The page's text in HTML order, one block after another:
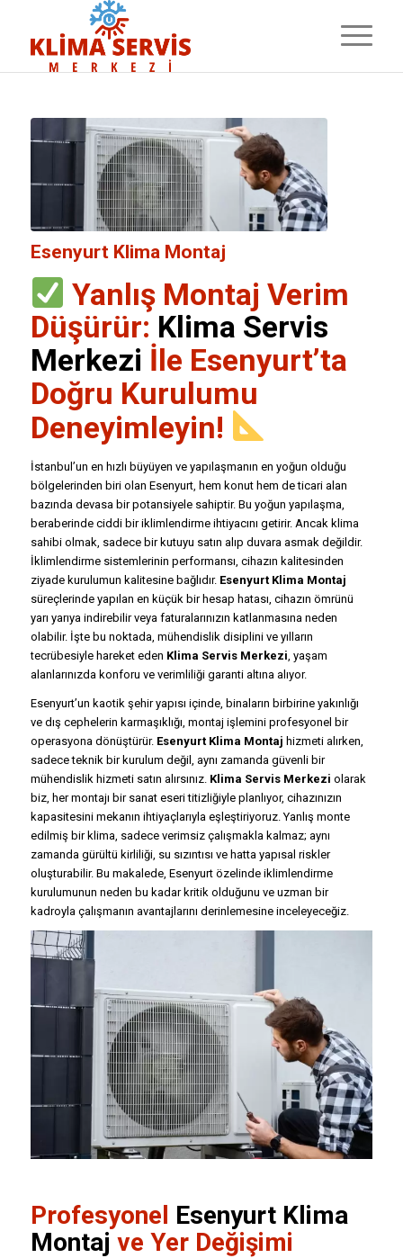
Esenyurt Klima Montaj
Yanlış Montaj Verim
Düşürür: Klima Servis
Merkezi İle Esenyurt’ta
Doğru Kurulumu
Deneyimleyin!
İstanbul’un en hızlı büyüyen ve yapılaşmanın en yoğun olduğu
bölgelerinden biri olan Esenyurt, hem konut hem de ticari alan
bazında devasa bir potansiyele sahiptir. Bu yoğun yapılaşma,
beraberinde ciddi bir iklimlendirme ihtiyacını getirir. Ancak klima
sahibi olmak, sadece bir kutuyu satın alıp duvara asmak değildir.
İklimlendirme sistemlerinin performansı, cihazın kalitesinden
ziyade kurulumun kalitesine bağlıdır. Esenyurt Klima Montaj
süreçlerinde yapılan en küçük bir hesap hatası, cihazın ömrünü
yarı yarıya indirebilir veya faturalarınızın katlanmasına neden
olabilir. İşte bu noktada, mühendislik disiplini ve yılların
tecrübesiyle hareket eden Klima Servis Merkezi , yaşam
alanlarınızda konforu ve verimliliği garanti altına alıyor.
Esenyurt’un kaotik şehir yapısı içinde, binaların birbirine yakınlığı
ve dış cephelerin karmaşıklığı, montaj işlemini profesyonel bir
operasyona dönüştürür. Esenyurt Klima Montaj hizmeti alırken,
sadece teknik bir kurulum değil, aynı zamanda güvenli bir
mühendislik hizmeti satın alırsınız. Klima Servis Merkezi olarak
biz, her montajı bir sanat eseri titizliğiyle planlıyor, cihazınızın
kapasitesini mekanın ihtiyaçlarıyla eşleştiriyoruz. Yanlış monte
edilmiş bir klima, sadece verimsiz çalışmakla kalmaz; aynı
zamanda gürültü kirliliği, su sızıntısı ve hatta yapısal riskler
oluşturabilir. Bu makalede, Esenyurt özelinde iklimlendirme
kurulumunun neden bu kadar kritik olduğunu ve uzman bir
kadroyla çalışmanın avantajlarını derinlemesine inceleyeceğiz.
Profesyonel Esenyurt Klima
Montaj ve Yer Değişimi